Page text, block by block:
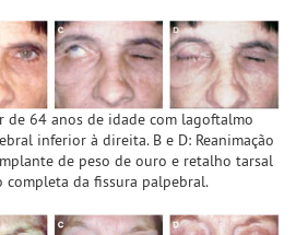
de 64 anos de idade com lagoftalmo
inferior à direita. B e D: Reanimação
de peso de ouro e retalho tarsal
completa da fissura palpebral.